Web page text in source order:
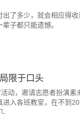
了多少，就会相应得
子都只能遗憾。
限于口头
动，邀请志愿者扮演素
入各班教室，在不到